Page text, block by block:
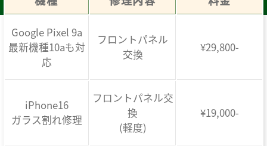
Google Pixel 9a
最新機種10aも対
応
フロントパネル
交換
¥29,800-
iPhone16
ガラス割れ修理
フロントパネル交
換
(軽度)
¥19,000-